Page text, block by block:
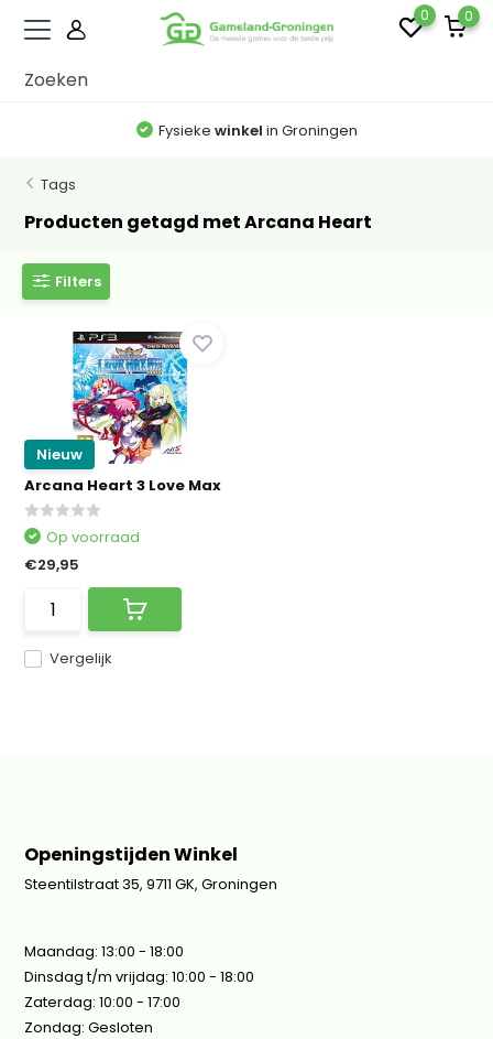
0 0
Fysieke winkel in Groningen
Tags
Producten getagd met Arcana Heart
Filters
Nieuw
Arcana Heart 3 Love Max
Vergelijk
Op voorraad
€29,95
Openingstijden Winkel
Steentilstraat 35, 9711 GK, Groningen
Maandag: 13:00 - 18:00
Dinsdag t/m vrijdag: 10:00 - 18:00
Zaterdag: 10:00 - 17:00
Zondag: Gesloten